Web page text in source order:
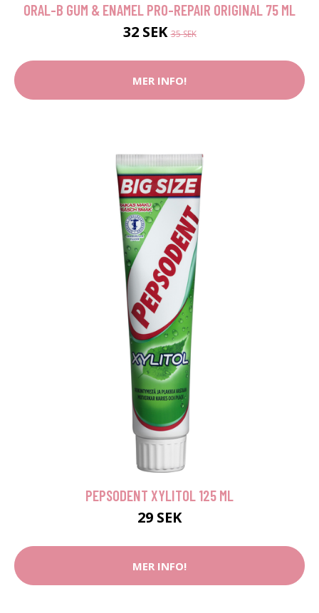
ORAL-B GUM & ENAMEL PRO-REPAIR ORIGINAL 75 ML
32 SEK35 SEK
MER INFO!
PEPSODENT XYLITOL 125 ML
29 SEK
MER INFO!